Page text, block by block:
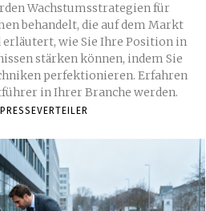
Wachstumsstrategien für
behandelt, die auf dem Markt
erläutert, wie Sie Ihre Position in
stärken können, indem Sie
perfektionieren. Erfahren
in Ihrer Branche werden.